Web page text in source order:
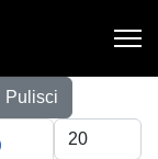
Pulisci
Visualizza #